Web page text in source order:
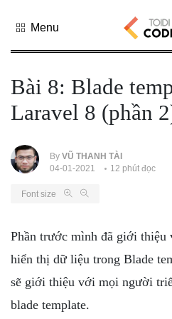
Tất cả
danh mục
PHP
NODE.JS
JAVA CORE
SQL
HTML
CSS
THỦ THUẬT
CÔNG
Menu
Bài 8: Blade
Laravel 8 (phần
By VŨ THANH TÀI
04-01-2021
12 phút đọc
Font size
Phần trước mình đã giới
hiển thị dữ liệu trong Blade
sẽ giới thiệu với mọi người
blade template.